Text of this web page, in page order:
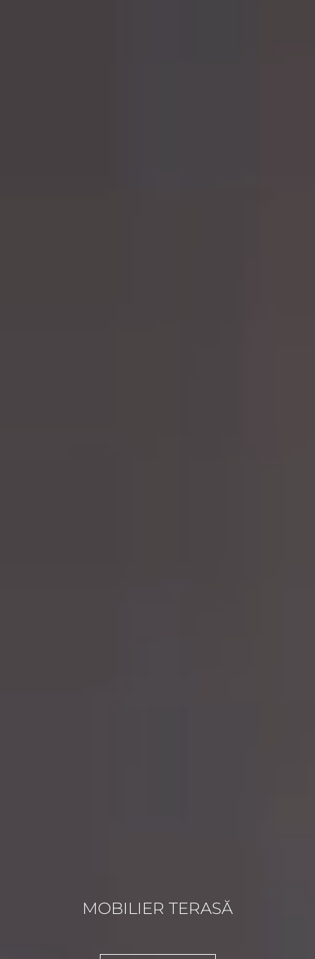
MOBILIER TERASĂ